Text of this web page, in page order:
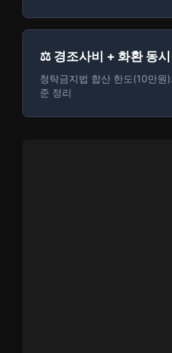
⚖️ 경조사비 + 화환 동
청탁금지법 합산 한도(10만원
준 정리